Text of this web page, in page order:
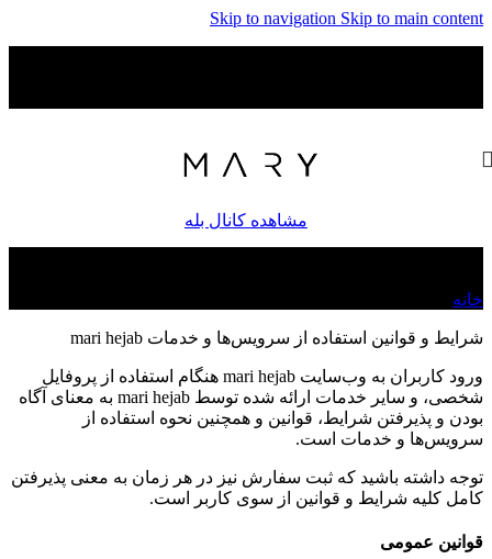
Skip to navigationSkip to main content
مشاهده کانال بله
خانه/
شرایط و قوانین استفاده از سرویس‌ها و خدمات mari hejab
ورود کاربران به وب‏‌سایت mari hejab هنگام استفاده از پروفایل
شخصی، و سایر خدمات ارائه شده توسط mari hejab به معنای آگاه
بودن و پذیرفتن شرایط، قوانین و همچنین نحوه استفاده از
سرویس‌‏ها و خدمات است.
توجه داشته باشید که ثبت سفارش نیز در هر زمان به معنی پذیرفتن
کامل کلیه شرایط و قوانین از سوی کاربر است.
قوانین عمومی